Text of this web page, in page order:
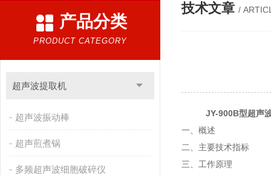
产品分类
PRODUCT CATEGORY
超声波提取机
超声波振动棒
超声煎煮锅
多频超声波细胞破碎仪
技术文章 /
JY-900B型超声
一、概述
二、主要技术指标
三、工作原理